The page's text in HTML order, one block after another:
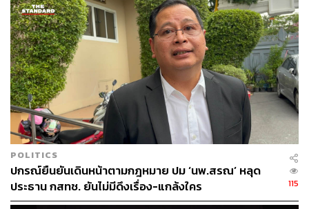
POLITICS
ปกรณ์ยืนยันเดินหน้าตามกฎหมาย ปม ‘นพ.สรณ’ หลุด
ประธาน กสทช. ยันไม่มีดึงเรื่อง-แกล้งใคร
115